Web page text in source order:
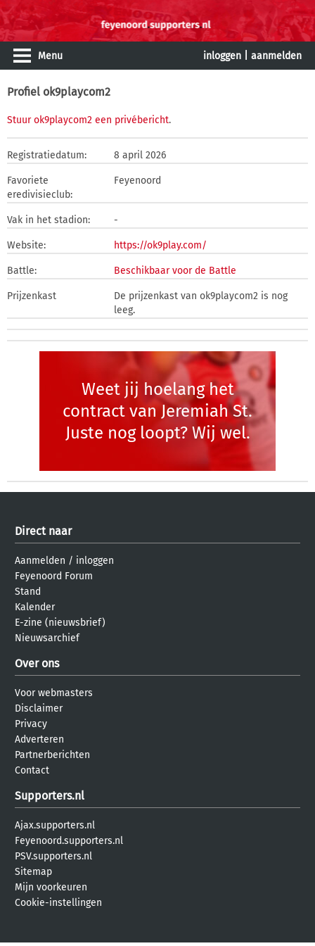
Menu inloggen aanmelden
Profiel ok9playcom2
Stuur ok9playcom2 een privébericht.
Registratiedatum: 8 april 2026
Favoriete
eredivisieclub:
Feyenoord
Vak in het stadion: -
Website: https://ok9play.com/
Battle: Beschikbaar voor de Battle
Prijzenkast
De prijzenkast van ok9playcom2 is nog
leeg.
Weet jij hoelang het
contract van Jeremiah St.
Juste nog loopt? Wij wel.
Direct naar
Aanmelden / inloggen
Feyenoord Forum
Stand
Kalender
E-zine (nieuwsbrief)
Nieuwsarchief
Over ons
Voor webmasters
Disclaimer
Privacy
Adverteren
Partnerberichten
Contact
Supporters.nl
Ajax.supporters.nl
Feyenoord.supporters.nl
PSV.supporters.nl
Sitemap
Mijn voorkeuren
Cookie-instellingen